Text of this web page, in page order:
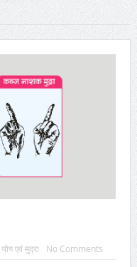
योग एवं मुद्रा No Comments